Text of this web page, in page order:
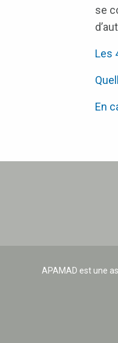
se
Les
En
APAMAD est une